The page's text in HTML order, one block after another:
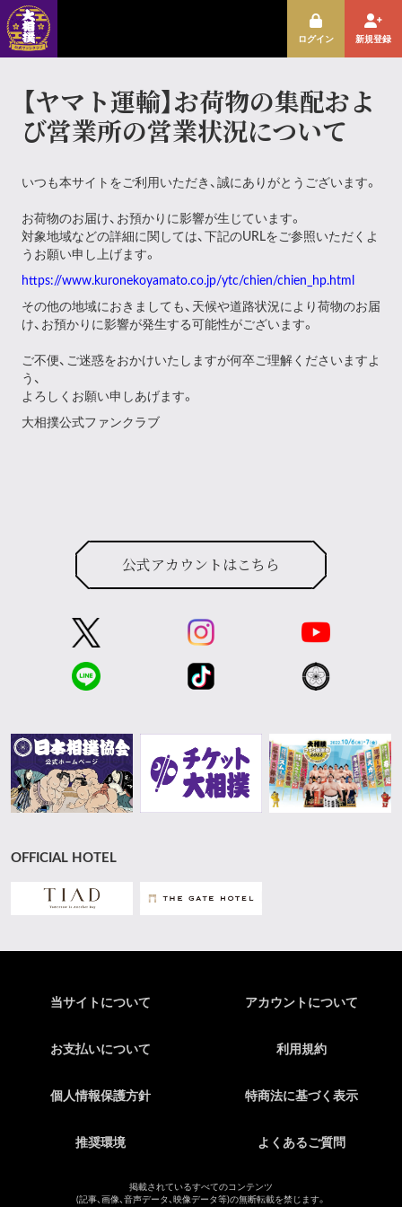
ログイン 新規登録
【ヤマト運輸】お荷物の集配およ
び営業所の営業状況について
いつも本サイトをご利用いただき、誠にありがとうございます。
お荷物のお届け、お預かりに影響が生じています。
対象地域などの詳細に関しては、下記のURLをご参照いただくよ
うお願い申し上げます。
https://www.kuronekoyamato.co.jp/ytc/chien/chien_hp.html
その他の地域におきましても、天候や道路状況により荷物のお届
け、お預かりに影響が発生する可能性がございます。
ご不便、ご迷惑をおかけいたしますが何卒ご理解くださいますよ
う、
よろしくお願い申しあげます。
大相撲公式ファンクラブ
公式アカウントはこちら
OFFICIAL HOTEL
当サイトについて アカウントについて
お支払いについて 利用規約
個人情報保護方針 特商法に基づく表示
推奨環境 よくあるご質問
掲載されているすべてのコンテンツ
(記事、画像、音声データ、映像データ等)の無断転載を禁じます。